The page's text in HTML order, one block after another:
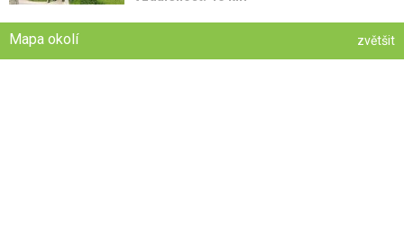
Mapa okolí zvětšit